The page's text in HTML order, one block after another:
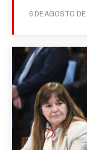
6 DE AGOSTO